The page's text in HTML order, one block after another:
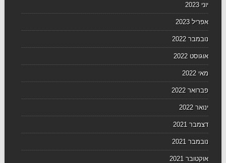
יוני 2023
אפריל 2023
נובמבר 2022
אוגוסט 2022
מאי 2022
פברואר 2022
ינואר 2022
דצמבר 2021
נובמבר 2021
אוקטובר 2021